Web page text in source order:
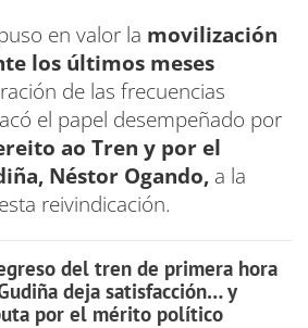
en valor la movilización
los últimos meses
de las frecuencias
el papel desempeñado por
ao Tren y por el
Néstor Ogando, a la
reivindicación.
del tren de primera hora
deja satisfacción… y
por el mérito político